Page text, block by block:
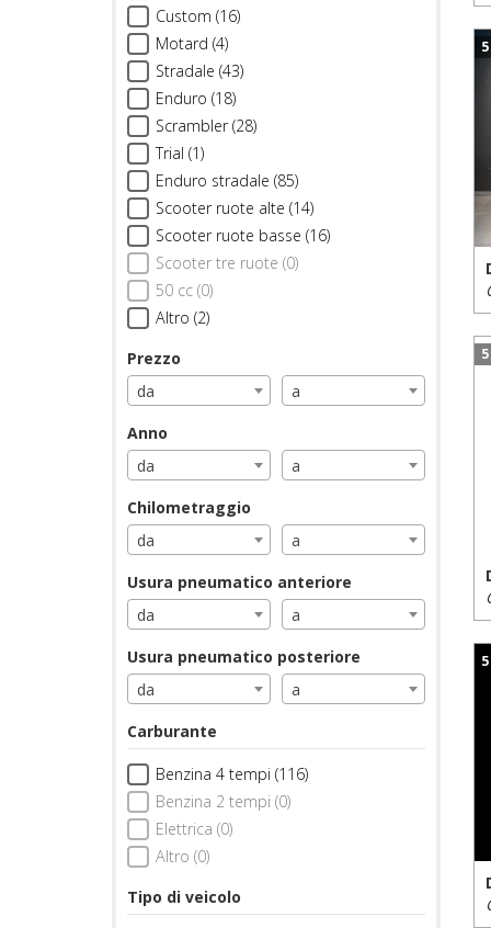
Custom (16)
Motard (4)
Stradale (43)
Enduro (18)
Scrambler (28)
Trial (1)
Enduro stradale (85)
Scooter ruote alte (14)
Scooter ruote basse (16)
Scooter tre ruote (0)
50 cc (0)
Altro (2)
Prezzo
da
a
Anno
da
a
Chilometraggio
da
a
Usura pneumatico anteriore
da
a
Usura pneumatico posteriore
da
a
Carburante
Benzina 4 tempi (116)
Benzina 2 tempi (0)
Elettrica (0)
Altro (0)
Tipo di veicolo